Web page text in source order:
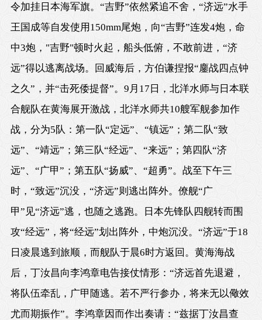
令加挂日本海军旗。“吉野”依然紧追不舍，“济远”水手
王国成等自发使用150mm尾炮，向“吉野”连发4炮，命
中3炮，"吉野"顿时火起，船头低俯，不敢前进，“济
远”得以逃离战场。回威海后，方伯谦捏报“鏖战四点钟
之久”，并“击死倭提督”。9月17日，北洋水师与日本联
合舰队在黄海展开激战，北洋水师共10艘军舰参加作
战，分为5队：第一队“定远”、“镇远”；第二队“致
远”、“靖远”；第三队“经远”、“来远”；第四队“济
远”、“广甲”；第五队“扬威”、“超勇”。战至下午三
时，“致远”沉没，“济远”则逃出阵外。僚舰“广
甲”见“济远”逃，也随之逃跑。日本先锋队四舰转而围
攻“经远”，将“经远”划出阵外，中炮沉没。“济远”于18
日凌晨逃到旅顺，而舰队于晨6时方返回。黄海海战
后，丁汝昌向李鸿章电告接仗情形：“济远首先退避，
将队伍牵乱，广甲随逃。若不严行参办，将来无以儆效
尤而期振作”。李鸿章因而作出奏请：“兹据丁汝昌查